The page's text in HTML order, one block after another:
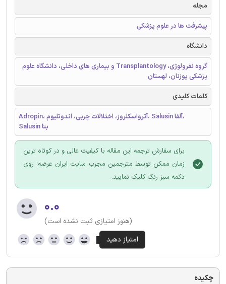
مجله
پیشرفت ها در علوم پزشکی
دانشگاه
گروه نفرولوژی، Transplantology و بیماری های داخلی، دانشگاه علوم
پزشکی پوزنان، لهستان
کلمات کلیدی
Adropin، آترواسکلروز، اختلالات چربی، اندوتلیوم، Salusin آلفا،
Salusin بتا
برای سفارش ترجمه این مقاله با کیفیت عالی و در کوتاه ترین
زمان ممکن توسط مترجمین مجرب سایت ایران عرضه؛ روی
دکمه سبز رنگ کلیک نمایید.
۰.۰
(هنوز امتیازی ثبت نشده است)
چکیده